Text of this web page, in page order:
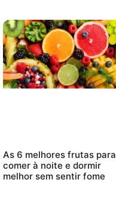
As 6 melhores frutas para
comer à noite e dormir
melhor sem sentir fome